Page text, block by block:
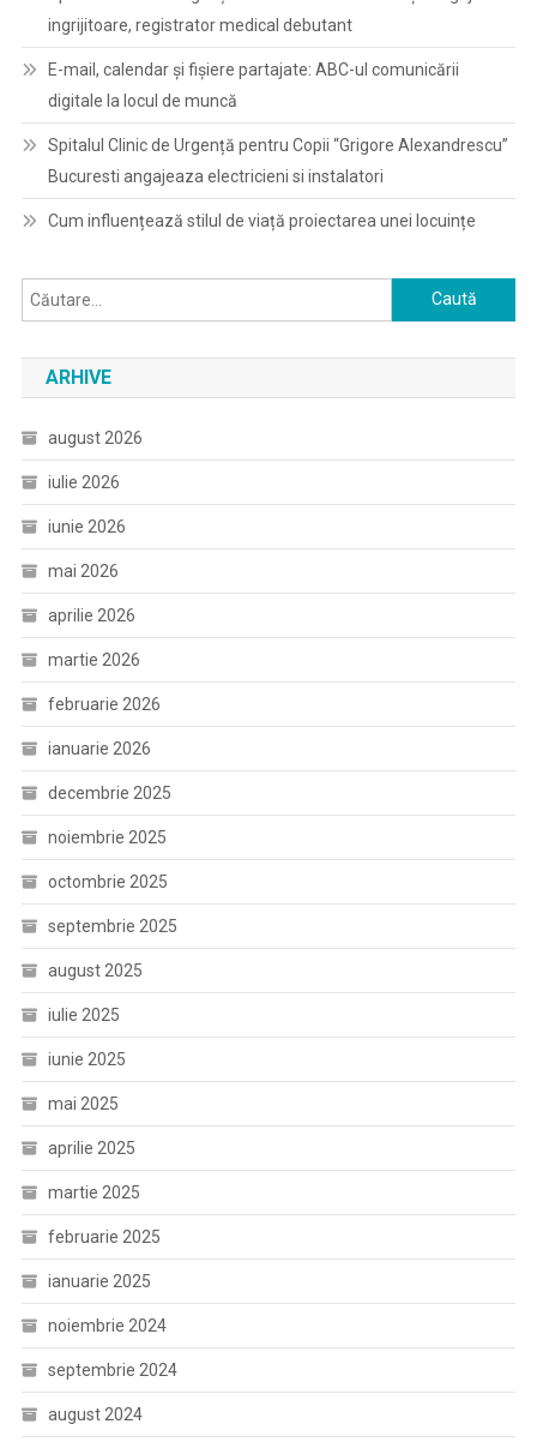
ingrijitoare, registrator medical debutant
E-mail, calendar şi fişiere partajate: ABC-ul comunicării
digitale la locul de muncă
Spitalul Clinic de Urgență pentru Copii “Grigore Alexandrescu”
Bucuresti angajeaza electricieni si instalatori
Cum influențează stilul de viață proiectarea unei locuințe
Caută
după:
ARHIVE
august 2026
iulie 2026
iunie 2026
mai 2026
aprilie 2026
martie 2026
februarie 2026
ianuarie 2026
decembrie 2025
noiembrie 2025
octombrie 2025
septembrie 2025
august 2025
iulie 2025
iunie 2025
mai 2025
aprilie 2025
martie 2025
februarie 2025
ianuarie 2025
noiembrie 2024
septembrie 2024
august 2024